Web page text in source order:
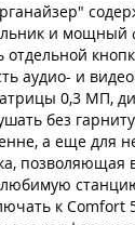
и мощный
аудио- и
0,3 МП,
без
а еще для
позволяющая
любимую
к Comfort